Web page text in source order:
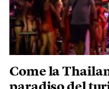
Come la